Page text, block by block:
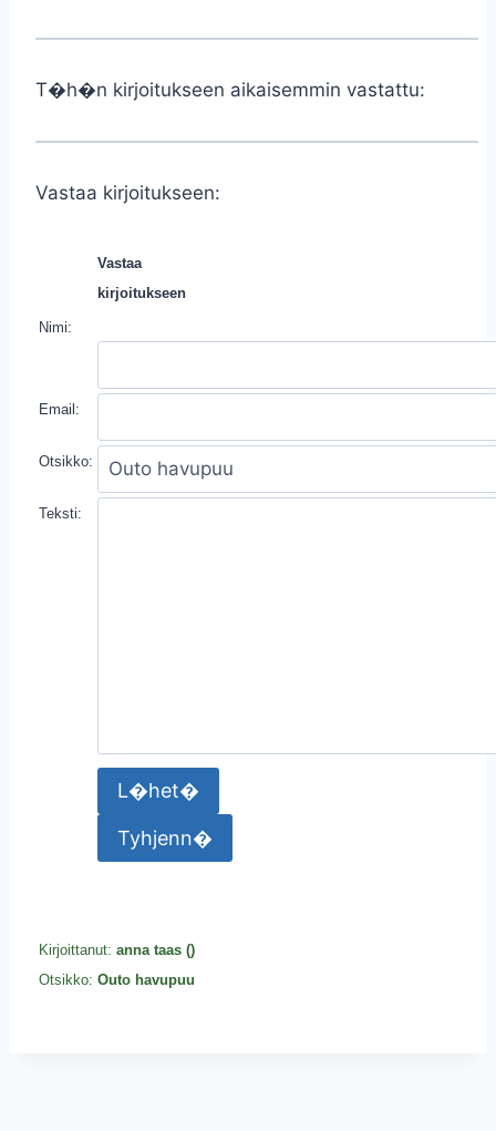
T�h�n kirjoitukseen aikaisemmin vastattu:
Vastaa kirjoitukseen:
Vastaa
kirjoitukseen
Nimi:
Email:
Otsikko:
Teksti:
Kirjoittanut: anna taas ()
Otsikko: Outo havupuu